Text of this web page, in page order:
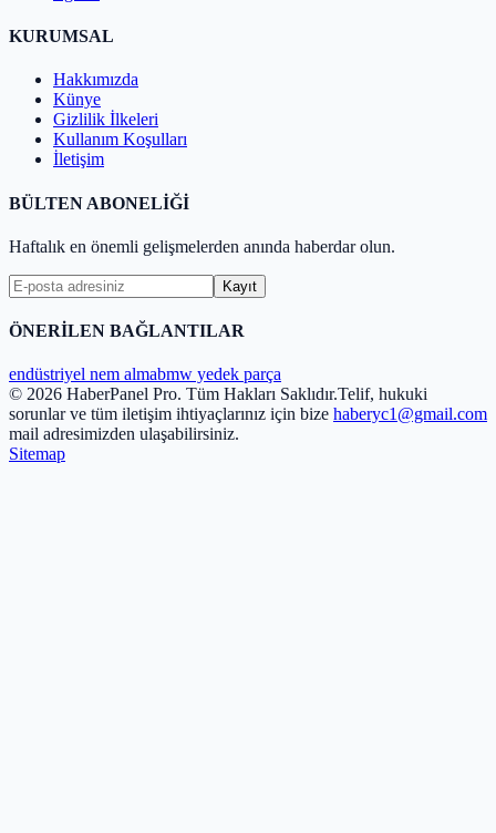
KURUMSAL
Hakkımızda
Künye
Gizlilik İlkeleri
Kullanım Koşulları
İletişim
BÜLTEN ABONELİĞİ
Haftalık en önemli gelişmelerden anında haberdar olun.
Kayıt
ÖNERİLEN BAĞLANTILAR
endüstriyel nem almabmw yedek parça
© 2026 HaberPanel Pro. Tüm Hakları Saklıdır.Telif, hukuki
sorunlar ve tüm iletişim ihtiyaçlarınız için bize haberyc1@gmail.com
mail adresimizden ulaşabilirsiniz.
Sitemap